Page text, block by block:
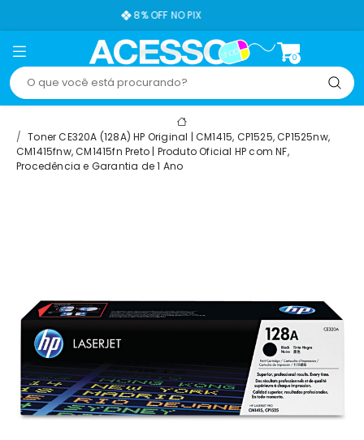
8% OFF NO PIX
0
Toner CE320A (128A) HP Original | CM1415, CP1525, CP1525nw,
CM1415fnw, CM1415fn Preto | Produto Oficial HP com NF,
Procedência e Garantia de 1 Ano